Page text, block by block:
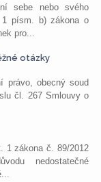
sebe nebo svého
písm. b) zákona o
pro...
otázky
právo, obecný soud
čl. 267 Smlouvy o
1 zákona č. 89/2012
nedostatečné